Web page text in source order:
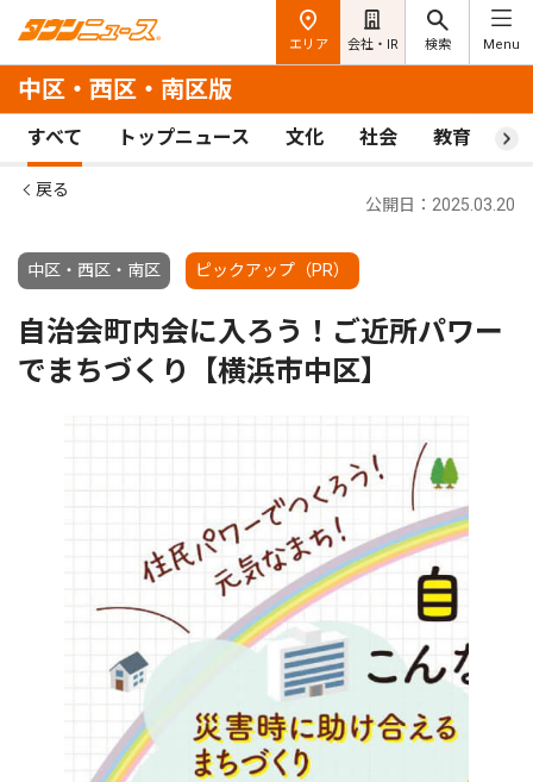
エリア 会社・IR 検索 Menu
中区・西区・南区版
すべて トップニュース 文化 社会 教育 ス
戻る
中区・西区・南区 ピックアップ（PR）
公開日：2025.03.20
自治会町内会に入ろう！ご近所パワー
でまちづくり【横浜市中区】